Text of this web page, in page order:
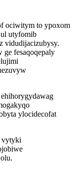
ociwitym to ypoxom
utyfomib
vidudijacizubysy.
fesaqoqepaly
ylocidecofat
vytyki